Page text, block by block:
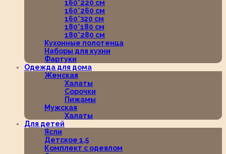
160*220 см
160*260 см
160*320 см
180*180 см
180*280 см
Кухонные полотенца
Наборы для кухни
Фартуки
Одежда для дома
Женская
Халаты
Сорочки
Пижамы
Мужская
Халаты
Для детей
Ясли
Детское 1,5
Комплект с одеялом